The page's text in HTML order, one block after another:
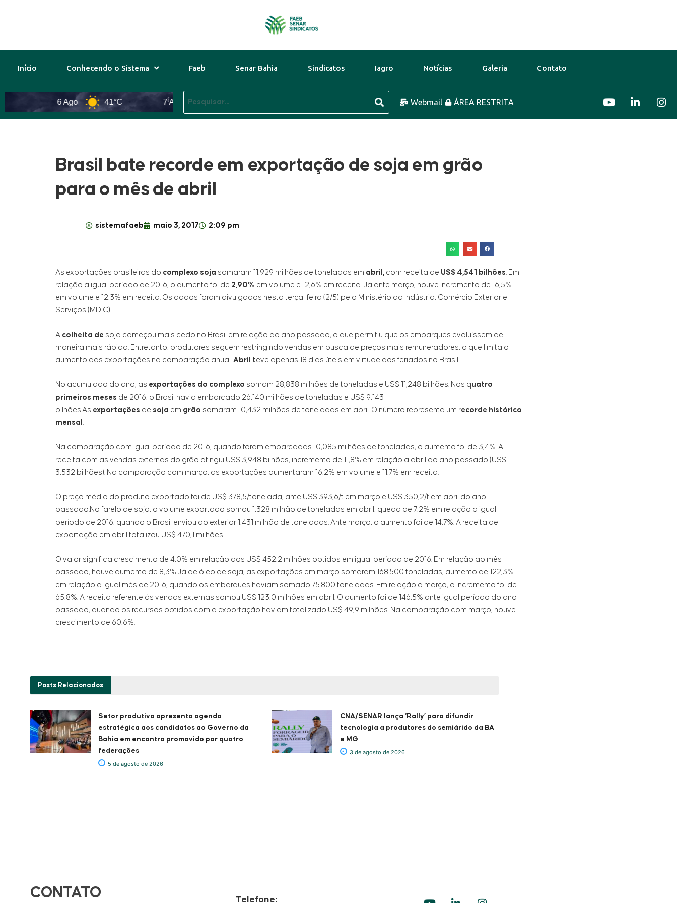
Início Conhecendo o Sistema Faeb Senar Bahia Sindicatos Iagro Notícias Galeria Contato
6 Ago 41°C 7 Ago 43°C 9 Ago 41°C 10 Ago 39°C
Webmail ÁREA RESTRITA
Brasil bate recorde em exportação de soja em grão
para o mês de abril
sistemafaeb maio 3, 2017 2:09 pm
As exportações brasileiras do complexo soja somaram 11,929 milhões de toneladas em abril, com receita de US$ 4,541 bilhões . Em
relação a igual período de 2016, o aumento foi de 2,90% em volume e 12,6% em receita. Já ante março, houve incremento de 16,5%
em volume e 12,3% em receita. Os dados foram divulgados nesta terça-feira (2/5) pelo Ministério da Indústria, Comércio Exterior e
Serviços (MDIC).
A colheita de soja começou mais cedo no Brasil em relação ao ano passado, o que permitiu que os embarques evoluíssem de
maneira mais rápida. Entretanto, produtores seguem restringindo vendas em busca de preços mais remuneradores, o que limita o
aumento das exportações na comparação anual. Abril teve apenas 18 dias úteis em virtude dos feriados no Brasil.
No acumulado do ano, as exportações do complexo somam 28,838 milhões de toneladas e US$ 11,248 bilhões. Nos quatro
primeiros meses de 2016, o Brasil havia embarcado 26,140 milhões de toneladas e US$ 9,143
bilhões.As exportações de soja em grão somaram 10,432 milhões de toneladas em abril. O número representa um recorde histórico
mensal
Na comparação com igual período de 2016, quando foram embarcadas 10,085 milhões de toneladas, o aumento foi de 3,4%. A
receita com as vendas externas do grão atingiu US$ 3,948 bilhões, incremento de 11,8% em relação a abril do ano passado (US$
3,532 bilhões). Na comparação com março, as exportações aumentaram 16,2% em volume e 11,7% em receita.
O preço médio do produto exportado foi de US$ 378,5/tonelada, ante US$ 393,6/t em março e US$ 350,2/t em abril do ano
passado.No farelo de soja, o volume exportado somou 1,328 milhão de toneladas em abril, queda de 7,2% em relação a igual
período de 2016, quando o Brasil enviou ao exterior 1,431 milhão de toneladas. Ante março, o aumento foi de 14,7%. A receita de
exportação em abril totalizou US$ 470,1 milhões.
O valor significa crescimento de 4,0% em relação aos US$ 452,2 milhões obtidos em igual período de 2016. Em relação ao mês
passado, houve aumento de 8,3%.Já de óleo de soja, as exportações em março somaram 168.500 toneladas, aumento de 122,3%
em relação a igual mês de 2016, quando os embarques haviam somado 75.800 toneladas. Em relação a março, o incremento foi de
65,8%. A receita referente às vendas externas somou US$ 123,0 milhões em abril. O aumento foi de 146,5% ante igual período do ano
passado, quando os recursos obtidos com a exportação haviam totalizado US$ 49,9 milhões. Na comparação com março, houve
crescimento de 60,6%.
Posts Relacionados
Setor produtivo apresenta agenda
estratégica aos candidatos ao Governo da
Bahia em encontro promovido por quatro
federações
5 de agosto de 2026
CNA/SENAR lança ‘Rally’ para difundir
tecnologia a produtores do semiárido da BA
e MG
3 de agosto de 2026
CONTATO Telefone: